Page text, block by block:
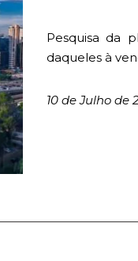
Pesquisa da
daqueles à
10 de Julho de